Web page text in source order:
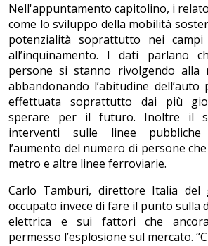
Nell'appuntamento capitolino, i
come lo sviluppo della mobilità
potenzialità soprattutto nei
all’inquinamento. I dati parlano
persone si stanno rivolgendo alla
abbandonando l’abitudine dell’auto
effettuata soprattutto dai più
sperare per il futuro. Inoltre il
interventi sulle linee
l’aumento del numero di persone
metro e altre linee ferroviarie.
Carlo Tamburi, direttore Italia del
occupato invece di fare il punto sulla
elettrica e sui fattori che
permesso l’esplosione sul mercato.